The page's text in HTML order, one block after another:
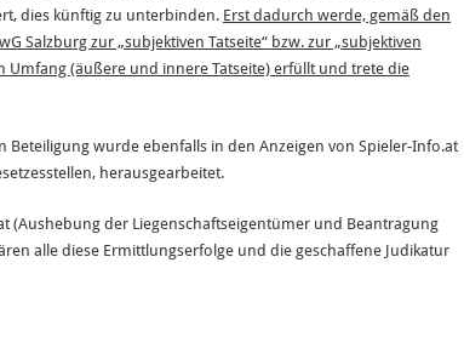
dies künftig zu unterbinden. Erst dadurch werde, gemäß den
Salzburg zur „subjektiven Tatseite“ bzw. zur „subjektiven
Umfang (äußere und innere Tatseite) erfüllt und trete die
Beteiligung wurde ebenfalls in den Anzeigen von Spieler-Info.at
herausgearbeitet.
(Aushebung der Liegenschaftseigentümer und Beantragung
alle diese Ermittlungserfolge und die geschaffene Judikatur